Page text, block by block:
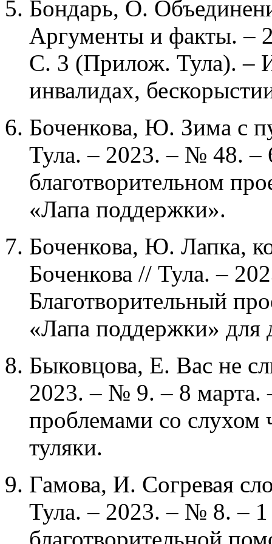
Бондарь, О.
Аргументы и факты. –
С. 3 (Прилож. Тула). –
инвалидах,
Боченкова, Ю. Зима с
Тула. – 2023. – № 48. –
благотворительном
«Лапа поддержки».
Боченкова, Ю. Лапка,
Боченкова // Тула. –
Благотворительный
«Лапа поддержки» для
Быковцова, Е. Вас не
2023. – № 9. – 8 марта.
проблемами со слухом
туляки.
Гамова, И. Согревая
Тула. – 2023. – № 8. –
благотворительной